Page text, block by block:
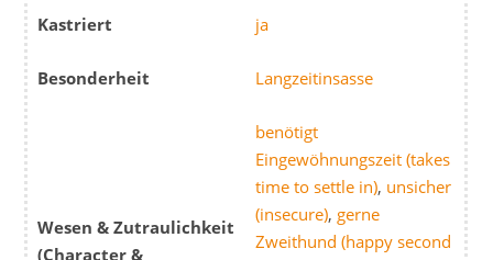
Kastriert ja
Besonderheit Langzeitinsasse
Wesen & Zutraulichkeit
(Character &
benötigt
Eingewöhnungszeit (takes
time to settle in), unsicher
(insecure), gerne
Zweithund (happy second